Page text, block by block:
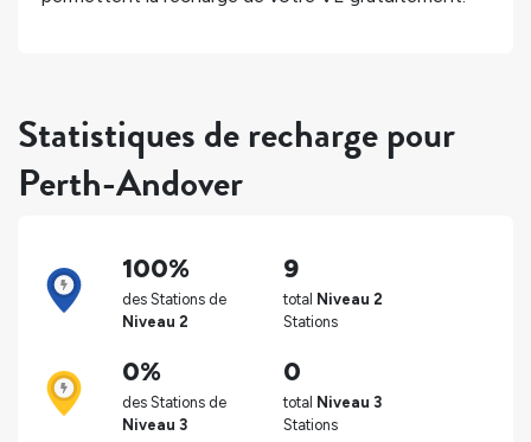
Statistiques de recharge pour
Perth-Andover
100%
des Stations de
Niveau 2
9
total Niveau 2
Stations
0%
des Stations de
Niveau 3
0
total Niveau 3
Stations